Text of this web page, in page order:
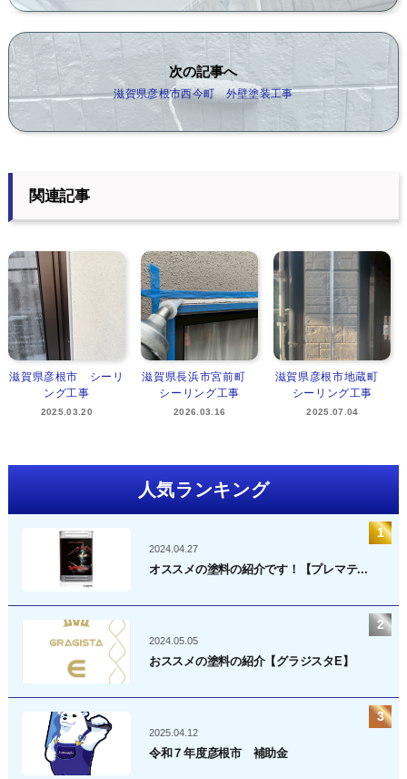
次の記事へ
滋賀県彦根市西今町 外壁塗装工事
関連記事
滋賀県彦根市 シーリ
ング工事
2025.03.20
滋賀県長浜市宮前町
シーリング工事
2026.03.16
滋賀県彦根市地蔵町
シーリング工事
2025.07.04
人気ランキング
2024.04.27
オススメの塗料の紹介です！【プレマテ...
2024.05.05
おススメの塗料の紹介【グラジスタE】
2025.04.12
令和７年度彦根市 補助金